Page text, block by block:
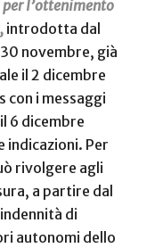
l’ottenimento
introdotta dal
novembre, già
il 2 dicembre
con i messaggi
6 dicembre
indicazioni. Per
rivolgere agli
a partire dal
di
autonomi dello